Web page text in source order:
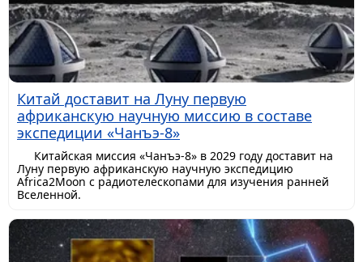
Китай доставит на Луну первую
африканскую научную миссию в составе
экспедиции «Чанъэ-8»
Китайская миссия «Чанъэ-8» в 2029 году доставит на
Луну первую африканскую научную экспедицию
Africa2Moon с радиотелескопами для изучения ранней
Вселенной.